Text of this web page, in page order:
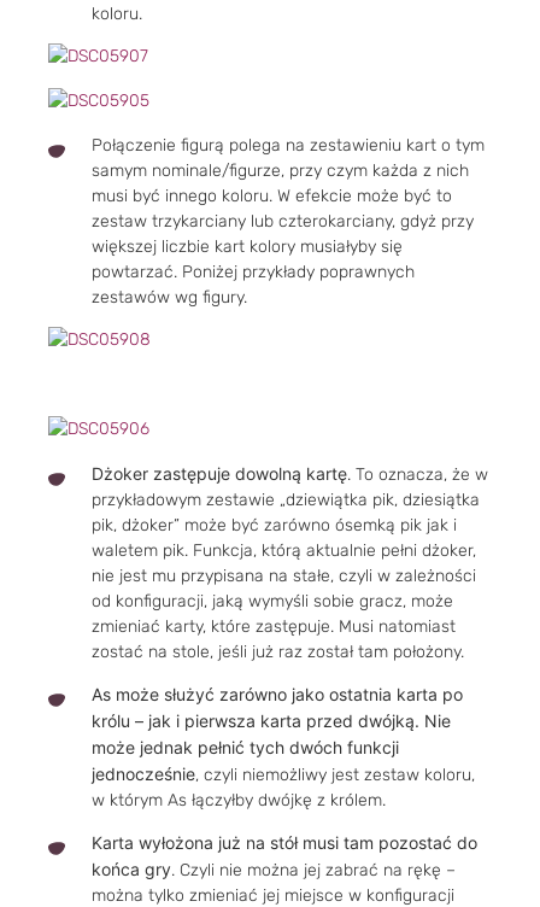
koloru.
Połączenie figurą polega na zestawieniu kart o tym
samym nominale/figurze, przy czym każda z nich
musi być innego koloru. W efekcie może być to
zestaw trzykarciany lub czterokarciany, gdyż przy
większej liczbie kart kolory musiałyby się
powtarzać. Poniżej przykłady poprawnych
zestawów wg figury.
Dżoker zastępuje dowolną kartę. To oznacza, że w
przykładowym zestawie „dziewiątka pik, dziesiątka
pik, dżoker” może być zarówno ósemką pik jak i
waletem pik. Funkcja, którą aktualnie pełni dżoker,
nie jest mu przypisana na stałe, czyli w zależności
od konfiguracji, jaką wymyśli sobie gracz, może
zmieniać karty, które zastępuje. Musi natomiast
zostać na stole, jeśli już raz został tam położony.
As może służyć zarówno jako ostatnia karta po
królu – jak i pierwsza karta przed dwójką. Nie
może jednak pełnić tych dwóch funkcji
jednocześnie, czyli niemożliwy jest zestaw koloru,
w którym As łączyłby dwójkę z królem.
Karta wyłożona już na stół musi tam pozostać do
końca gry. Czyli nie można jej zabrać na rękę –
można tylko zmieniać jej miejsce w konfiguracji